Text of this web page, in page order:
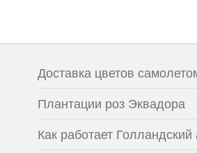
Доставка цветов
Плантации роз Эквадора
Как работает Голландский